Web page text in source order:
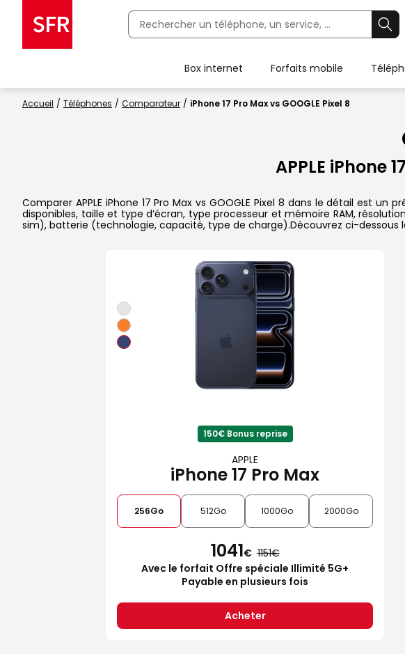
Box internet Forfaits mobile
Accueil Téléphones Comparateur iPhone 17 Pro Max vs GOOGLE Pixel 8
APPLE iPhone
Comparer APPLE iPhone 17 Pro Max vs GOOGLE Pixel 8 dans le détail est
disponibles, taille et type d’écran, type processeur et mémoire RAM,
sim), batterie (technologie, capacité, type de charge).Découvrez ci-dessous
150€ Bonus reprise
APPLE
iPhone 17 Pro Max
256Go 512Go 1000Go 2000Go
1041€ 1151
Avec le forfait Offre spéciale Illimité 5G+
Payable en plusieurs fois
Acheter